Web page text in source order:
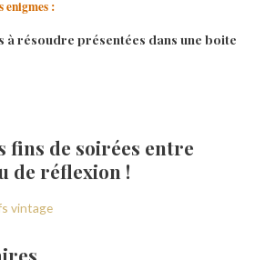
enigmes :
à résoudre présentées dans une boite
fins de soirées entre
de réflexion !
vintage